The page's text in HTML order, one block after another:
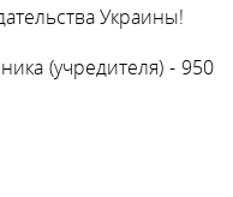
Украины!
(учредителя) - 950